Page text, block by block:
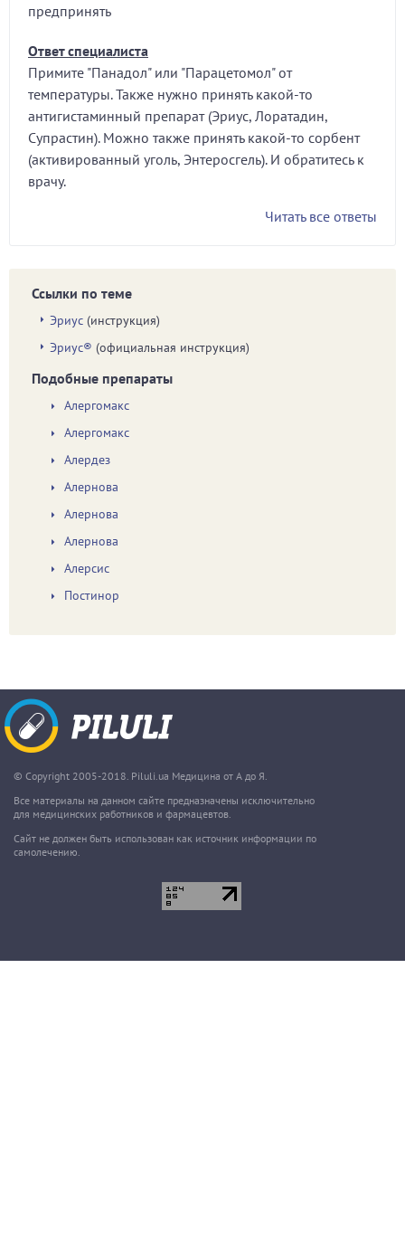
предпринять
Ответ специалиста
Примите "Панадол" или "Парацетомол" от
температуры. Также нужно принять какой-то
антигистаминный препарат (Эриус, Лоратадин,
Супрастин). Можно также принять какой-то сорбент
(активированный уголь, Энтеросгель). И обратитесь к
врачу.
Читать все ответы
Ссылки по теме
Эриус (инструкция)
Эриус® (официальная инструкция)
Подобные препараты
Алергомакс
Алергомакс
Алердез
Алернова
Алернова
Алернова
Алерсис
Постинор
© Copyright 2005-2018. Piluli.ua Медицина от А до Я.
Все материалы на данном сайте предназначены исключительно
для медицинских работников и фармацевтов.
Сайт не должен быть использован как источник информации по
самолечению.